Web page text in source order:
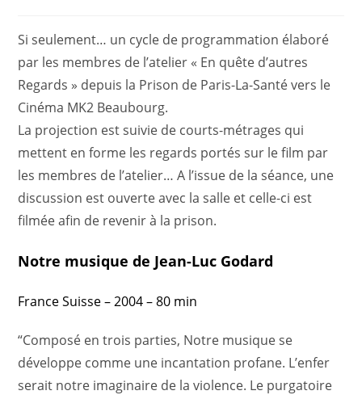
Si seulement… un cycle de programmation élaboré
par les membres de l’atelier « En quête d’autres
Regards » depuis la Prison de Paris-La-Santé vers le
Cinéma MK2 Beaubourg.
La projection est suivie de courts-métrages qui
mettent en forme les regards portés sur le film par
les membres de l’atelier… A l’issue de la séance, une
discussion est ouverte avec la salle et celle-ci est
filmée afin de revenir à la prison.
Notre musique de Jean-Luc Godard
France Suisse – 2004 – 80 min
“Composé en trois parties, Notre musique se
développe comme une incantation profane. L’enfer
serait notre imaginaire de la violence. Le purgatoire